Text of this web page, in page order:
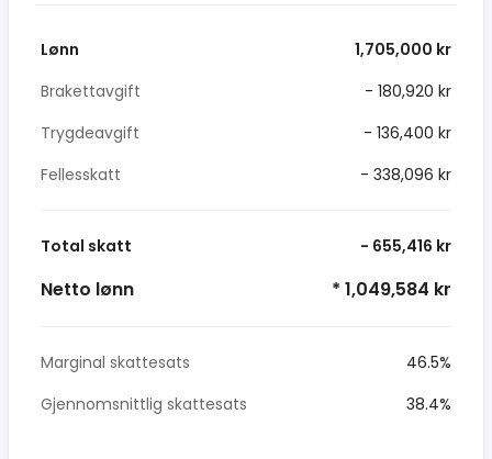
Lønn
1,705,000 kr
Brakettavgift
- 180,920 kr
Trygdeavgift
- 136,400 kr
Fellesskatt
- 338,096 kr
Total skatt - 655,416 kr
Netto lønn * 1,049,584 kr
Marginal skattesats
46.5%
Gjennomsnittlig skattesats
38.4%